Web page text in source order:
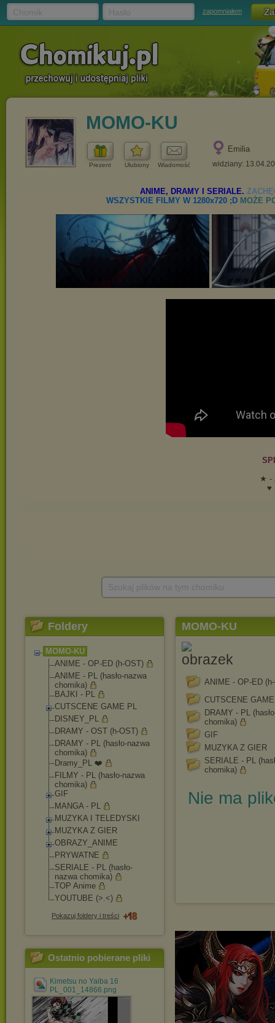
zapomniałem
MOMO-KU
Prezent Ulubiony Wiadomość
Emilia
widziany:
Foldery
MOMO-KU
ANIME - OP-ED (h-OST)
ANIME - PL (hasło-nazwa
chomika)
BAJKI - PL
CUTSCENE GAME PL
DISNEY_PL
DRAMY - OST (h-OST)
DRAMY - PL (hasło-nazwa
chomika)
Dramy_PL ❤️
FILMY - PL (hasło-nazwa
chomika)
GIF
MANGA - PL
MUZYKA I TELEDYSKI
MUZYKA Z GIER
OBRAZY_ANIME
PRYWATNE
SERIALE - PL (hasło-
nazwa chomika)
TOP Anime
YOUTUBE (>.<)
Pokazuj foldery i treści
Ostatnio pobierane pliki
Kimetsu no Yaiba 16
PL_001_14866.png
MOMO-KU
ANIME - OP-ED
CUTSCENE
DRAMY - PL
chomika)
GIF
MUZYKA Z GIER
SERIALE - PL
chomika)
Nie ma